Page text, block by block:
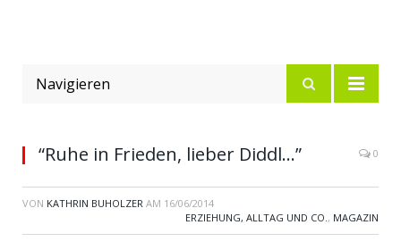
Navigieren
“Ruhe in Frieden, lieber Diddl…” 0
VON KATHRIN BUHOLZER AM 16/06/2014
ERZIEHUNG, ALLTAG UND CO., MAGAZIN